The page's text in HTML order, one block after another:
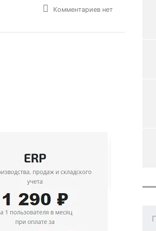
Комментариев нет